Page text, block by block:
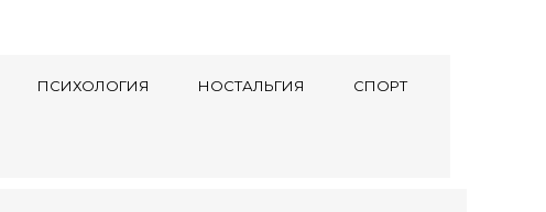
ПСИХОЛОГИЯ НОСТАЛЬГИЯ СПОРТ